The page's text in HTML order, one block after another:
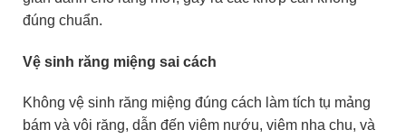
đúng chuẩn.
Vệ sinh răng miệng sai cách
Không vệ sinh răng miệng đúng cách làm tích tụ mảng
bám và vôi răng, dẫn đến viêm nướu, viêm nha chu, và